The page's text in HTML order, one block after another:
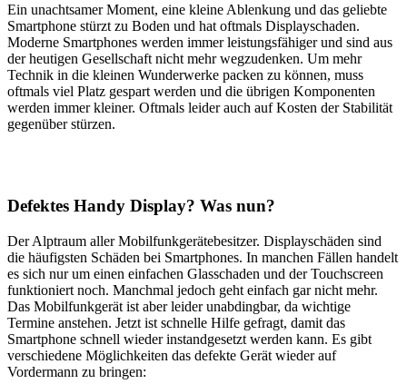
Ein unachtsamer Moment, eine kleine Ablenkung und das geliebte
Smartphone stürzt zu Boden und hat oftmals Displayschaden.
Moderne Smartphones werden immer leistungsfähiger und sind aus
der heutigen Gesellschaft nicht mehr wegzudenken. Um mehr
Technik in die kleinen Wunderwerke packen zu können, muss
oftmals viel Platz gespart werden und die übrigen Komponenten
werden immer kleiner. Oftmals leider auch auf Kosten der Stabilität
gegenüber stürzen.
Defektes Handy Display? Was nun?
Der Alptraum aller Mobilfunkgerätebesitzer. Displayschäden sind
die häufigsten Schäden bei Smartphones. In manchen Fällen handelt
es sich nur um einen einfachen Glasschaden und der Touchscreen
funktioniert noch. Manchmal jedoch geht einfach gar nicht mehr.
Das Mobilfunkgerät ist aber leider unabdingbar, da wichtige
Termine anstehen. Jetzt ist schnelle Hilfe gefragt, damit das
Smartphone schnell wieder instandgesetzt werden kann. Es gibt
verschiedene Möglichkeiten das defekte Gerät wieder auf
Vordermann zu bringen: